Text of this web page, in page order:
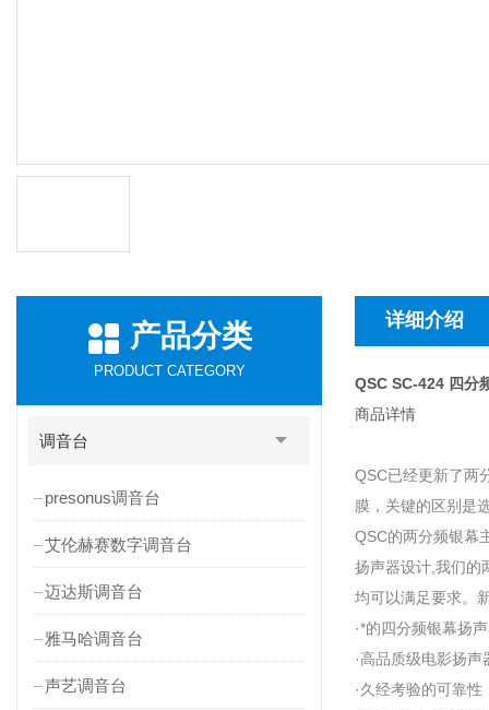
产品分类
PRODUCT CATEGORY
调音台
presonus调音台
艾伦赫赛数字调音台
迈达斯调音台
雅马哈调音台
声艺调音台
详细介绍
QSC SC-424 四分
商品详情
QSC已经更新了两
膜，关键的区别是
QSC的两分频银幕
扬声器设计,我们的
均可以满足要求。
·*的四分频银幕扬
·高品质级电影扬声
·久经考验的可靠性